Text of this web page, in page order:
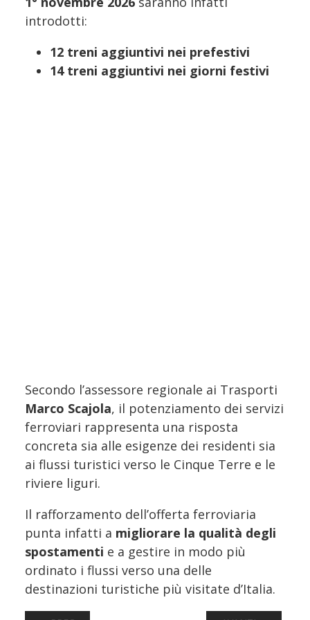
introdotti:
12 treni aggiuntivi nei prefestivi
14 treni aggiuntivi nei giorni festivi
Secondo l’assessore regionale ai Trasporti
Marco Scajola, il potenziamento dei servizi
ferroviari rappresenta una risposta
concreta sia alle esigenze dei residenti sia
ai flussi turistici verso le Cinque Terre e le
riviere liguri.
Il rafforzamento dell’offerta ferroviaria
punta infatti a migliorare la qualità degli
spostamenti e a gestire in modo più
ordinato i flussi verso una delle
destinazioni turistiche più visitate d’Italia.